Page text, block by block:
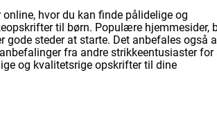
online, hvor du kan finde pålidelige og
til børn. Populære hjemmesider,
gode steder at starte. Det anbefales også
fra andre strikkeentusiaster for
og kvalitetsrige opskrifter til dine